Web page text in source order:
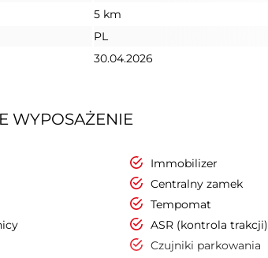
5 km
PL
30.04.2026
WYPOSAŻENIE
Immobilizer
Centralny zamek
Tempomat
ASR (kontrola trakcji)
Czujniki parkowania